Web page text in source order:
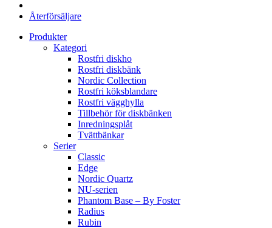
Återförsäljare
Produkter
Kategori
Rostfri diskho
Rostfri diskbänk
Nordic Collection
Rostfri köksblandare
Rostfri vägghylla
Tillbehör för diskbänken
Inredningsplåt
Tvättbänkar
Serier
Classic
Edge
Nordic Quartz
NU-serien
Phantom Base – By Foster
Radius
Rubin